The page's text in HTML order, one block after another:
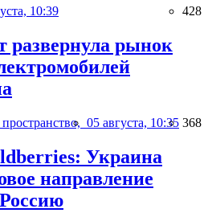
10:39 428
развернула рынок
05 августа, 10:35 368
Украина
направление